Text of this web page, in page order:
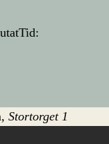
Tid:
Stortorget 1